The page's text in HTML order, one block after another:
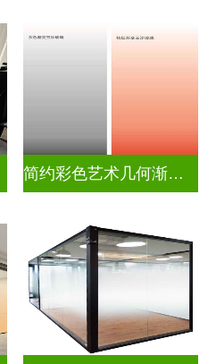
简约彩色艺术几何渐变隔断装饰玻璃